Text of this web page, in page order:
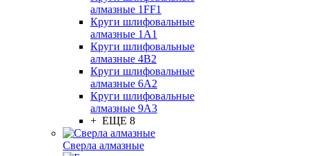
алмазные 1FF1
Круги шлифовальные
алмазные 1А1
Круги шлифовальные
алмазные 4В2
Круги шлифовальные
алмазные 6A2
Круги шлифовальные
алмазные 9А3
+ ЕЩЕ 8
Сверла алмазные